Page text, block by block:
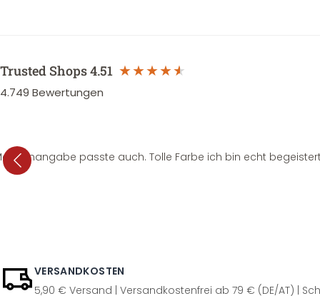
Trusted Shops4.51
4.749 Bewertungen
passte auch. Tolle Farbe ich bin echt
VERSANDKOSTEN
5,90 € Versand | Versandkostenfrei ab 79 € (DE/AT) |